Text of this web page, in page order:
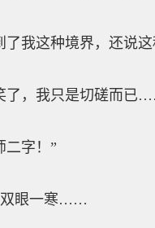
这种境界，还说这
，我只是切磋而已
字！”
眼一寒……